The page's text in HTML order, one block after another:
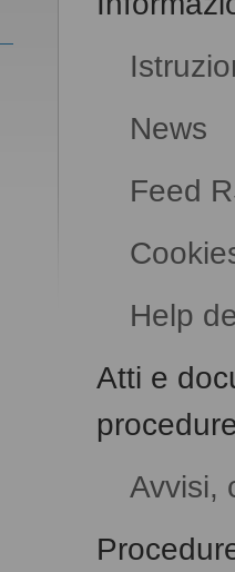
News
Feed
Help
Atti e
Avvisi,